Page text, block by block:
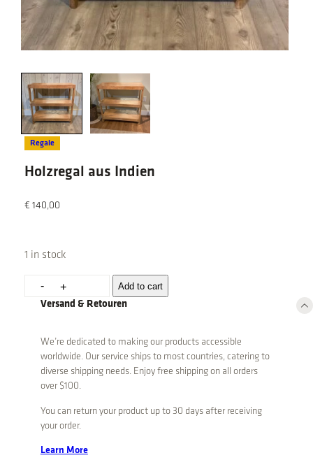
Regale
Holzregal aus Indien
€ 140,00
1 in stock
- +
Add to cart
Versand & Retouren
We’re dedicated to making our products accessible
worldwide. Our service ships to most countries, catering to
diverse shipping needs. Enjoy free shipping on all orders
over $100.
You can return your product up to 30 days after receiving
your order.
Learn More